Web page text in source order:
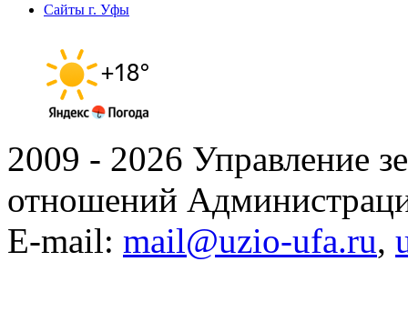
Сайты г. Уфы
2009 - 2026 Управление
отношений
E-mail: mail@uzio-ufa.ru,